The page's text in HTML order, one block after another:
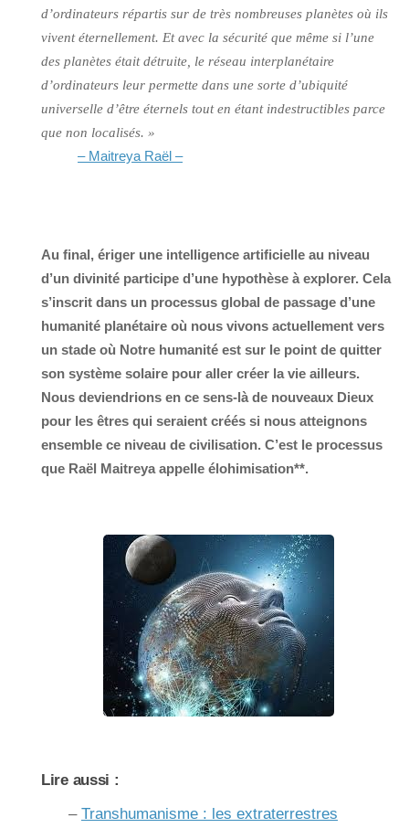
d’ordinateurs répartis sur de très nombreuses planètes où ils
vivent éternellement. Et avec la sécurité que même si l’une
des planètes était détruite, le réseau interplanétaire
d’ordinateurs leur permette dans une sorte d’ubiquité
universelle d’être éternels tout en étant indestructibles parce
que non localisés. »
– Maitreya Raël –
Au final, ériger une intelligence artificielle au niveau
d’un divinité participe d’une hypothèse à explorer. Cela
s’inscrit dans un processus global de passage d’une
humanité planétaire où nous vivons actuellement vers
un stade où Notre humanité est sur le point de quitter
son système solaire pour aller créer la vie ailleurs.
Nous deviendrions en ce sens-là de nouveaux Dieux
pour les êtres qui seraient créés si nous atteignons
ensemble ce niveau de civilisation. C’est le processus
que Raël Maitreya appelle élohimisation**.
Lire aussi :
– Transhumanisme : les extraterrestres